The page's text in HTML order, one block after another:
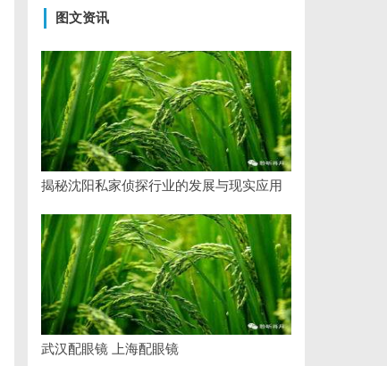
图文资讯
揭秘沈阳私家侦探行业的发展与现实应用
武汉配眼镜 上海配眼镜